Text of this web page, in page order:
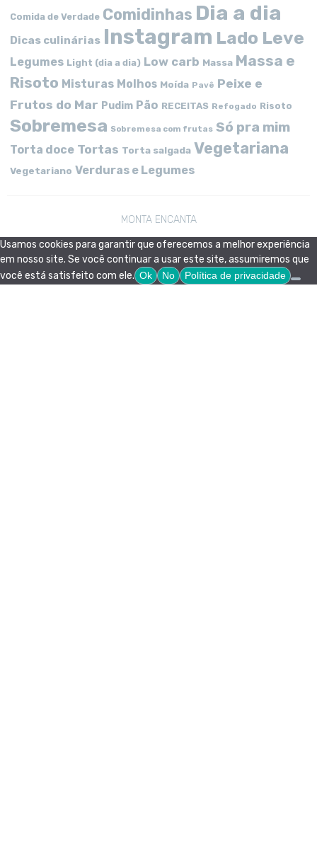
Comida de Verdade Comidinhas Dia a dia
Dicas culinárias Instagram Lado Leve
Legumes Light (dia a dia) Low carb Massa Massa e
Risoto Misturas Molhos Moída Pavê Peixe e
Frutos do Mar Pudim Pão RECEITAS Refogado Risoto
Sobremesa Sobremesa com frutas Só pra mim
Torta doce Tortas Torta salgada Vegetariana
Vegetariano Verduras e Legumes
MONTA ENCANTA
Usamos cookies para garantir que oferecemos a melhor experiência
em nosso site. Se você continuar a usar este site, assumiremos que
você está satisfeito com ele. Ok No Política de privacidade